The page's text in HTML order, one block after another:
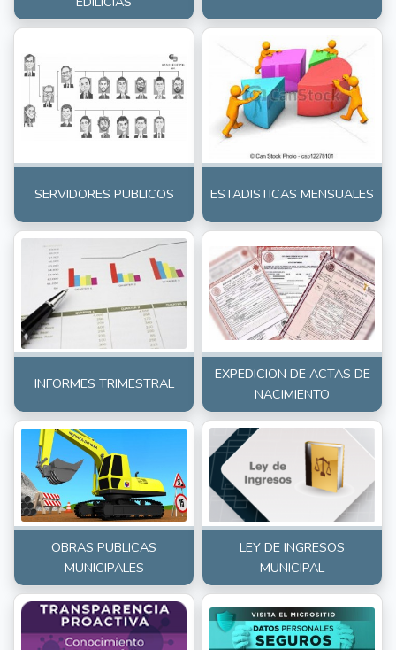
SERVIDORES PUBLICOS ESTADISTICAS MENSUALES
INFORMES TRIMESTRAL
EXPEDICION DE ACTAS DE
NACIMIENTO
OBRAS PUBLICAS
MUNICIPALES
LEY DE INGRESOS
MUNICIPAL